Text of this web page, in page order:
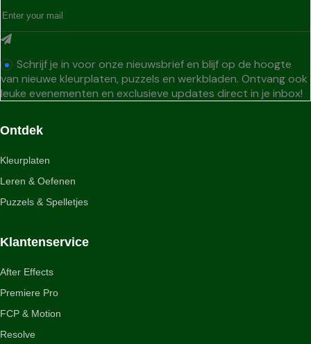
Schrijf je in voor onze nieuwsbrief en blijf op de hoogte
van nieuwe kleurplaten, puzzels en werkbladen. Ontvang ook
leuke evenementen en exclusieve updates direct in je inbox!
Ontdek
Kleurplaten
Leren & Oefenen
Puzzels & Spelletjes
Klantenservice
After Effects
Premiere Pro
FCP & Motion
Resolve